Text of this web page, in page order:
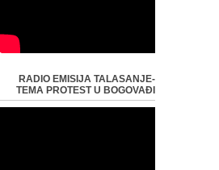
RADIO EMISIJA TALASANJE-
TEMA PROTEST U BOGOVAĐI